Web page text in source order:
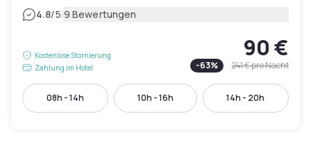
4.8/5|9 Bewertungen
Kostenlose Stornierung
Zahlung im Hotel
90 €
-63% 241 €pro Nacht
08h - 14h 10h - 16h 14h - 20h